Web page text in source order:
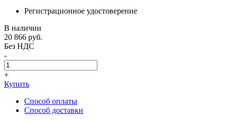
Регистрационное удостоверение
В наличии
20 866 руб.
Без НДС
-
+
Купить
Способ оплаты
Способ доставки